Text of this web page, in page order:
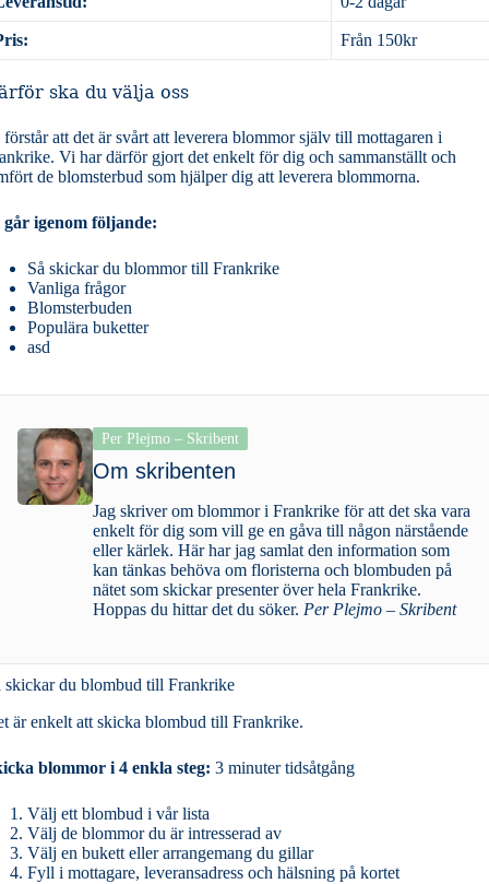
Från 150kr
ska du välja oss
att det är svårt att leverera blommor själv till mottagaren i
Vi har därför gjort det enkelt för dig och sammanställt och
de blomsterbud som hjälper dig att leverera blommorna.
går igenom följande:
Så skickar du blommor till Frankrike
Vanliga frågor
Blomsterbuden
Populära buketter
asd
Per Plejmo – Skribent
Om skribenten
Jag skriver om blommor i Frankrike för att det ska vara
enkelt för dig som vill ge en gåva till någon närstående
eller kärlek. Här har jag samlat den information som
kan tänkas behöva om floristerna och blombuden på
nätet som skickar presenter över hela Frankrike.
Hoppas du hittar det du söker. Per Plejmo – Skribent
skickar du blombud till Frankrike
är enkelt att skicka blombud till Frankrike.
blommor i 4 enkla steg: 3 minuter tidsåtgång
Välj ett blombud i vår lista
Välj de blommor du är intresserad av
Välj en bukett eller arrangemang du gillar
Fyll i mottagare, leveransadress och hälsning på kortet